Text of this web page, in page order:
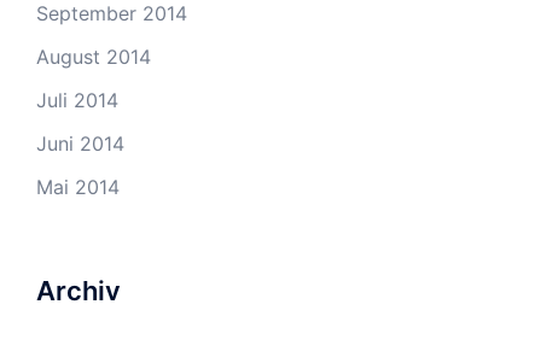
September 2014
August 2014
Juli 2014
Juni 2014
Mai 2014
Archiv